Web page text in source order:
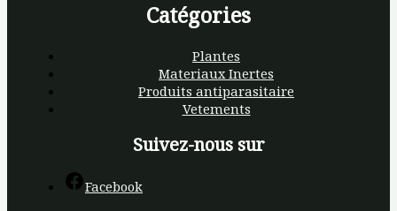
Catégories
Plantes
Materiaux Inertes
Produits antiparasitaire
Vetements
Suivez-nous sur
Facebook